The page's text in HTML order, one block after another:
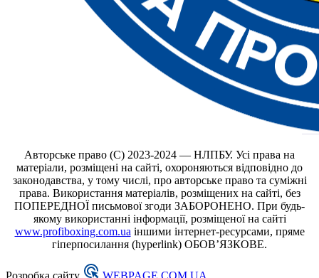
Авторське право (С) 2023-2024 — НЛПБУ. Усі права на
матеріали, розміщені на сайті, охороняються відповідно до
законодавства, у тому числі, про авторське право та суміжні
права. Використання матеріалів, розміщених на сайті, без
ПОПЕРЕДНОЇ письмової згоди ЗАБОРОНЕНО. При будь-
якому використанні інформації, розміщеної на сайті
www.profiboxing.com.ua іншими інтернет-ресурсами, пряме
гіперпосилання (hyperlink) ОБОВ’ЯЗКОВЕ.